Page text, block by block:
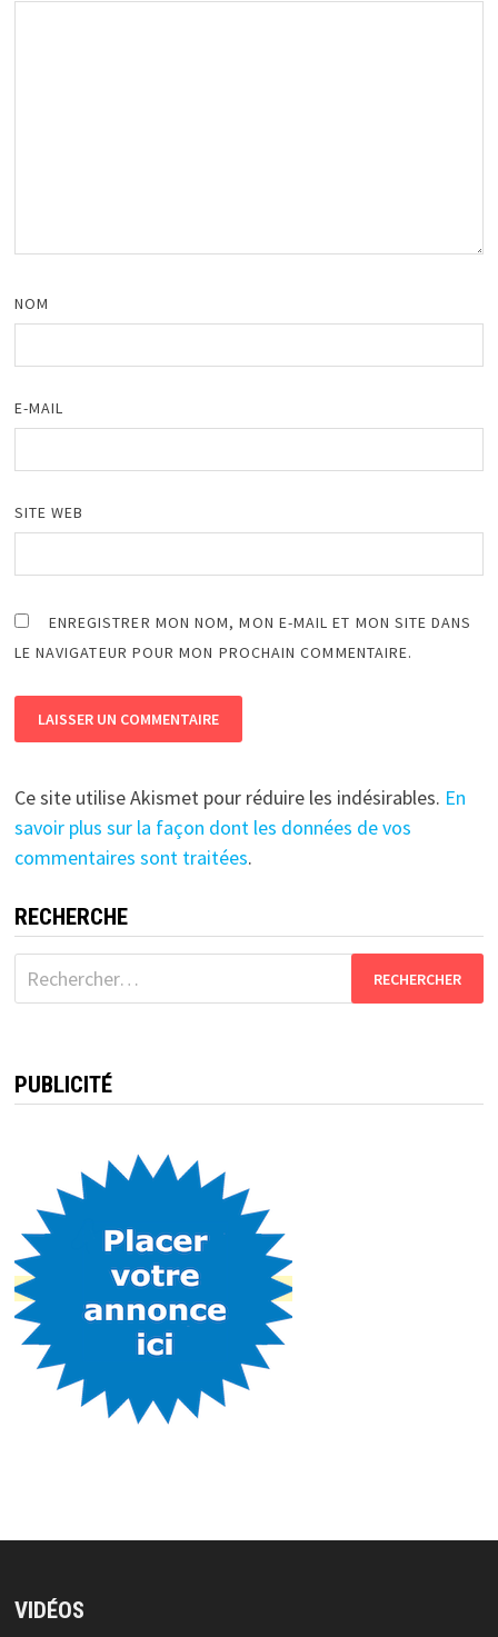
NOM
E-MAIL
SITE WEB
ENREGISTRER MON NOM, MON E-MAIL ET MON SITE DANS
LE NAVIGATEUR POUR MON PROCHAIN COMMENTAIRE.
Ce site utilise Akismet pour réduire les indésirables. En
savoir plus sur la façon dont les données de vos
commentaires sont traitées.
RECHERCHE
Rechercher :
PUBLICITÉ
VIDÉOS